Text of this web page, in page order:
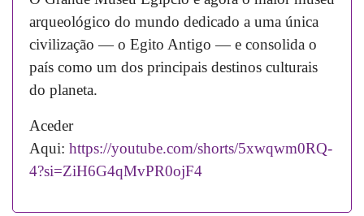
arqueológico do mundo dedicado a uma única
civilização — o Egito Antigo — e consolida o
país como um dos principais destinos culturais
do planeta.
Aceder
Aqui: https://youtube.com/shorts/5xwqwm0RQ-
4?si=ZiH6G4qMvPR0ojF4